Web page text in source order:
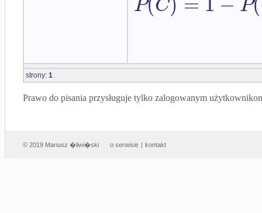
strony: 1
Prawo do pisania przysługuje tylko zalogowanym
© 2019 Mariusz �liwi�ski o serwisie | kontakt